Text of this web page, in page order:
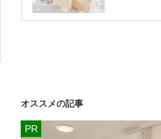
オススメの記事